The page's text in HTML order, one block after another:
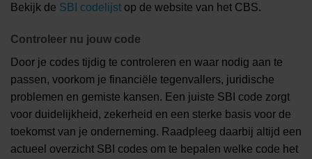
Bekijk de SBI codelijst op de website van het CBS.
Controleer nu jouw code
Door je codes tijdig te controleren en waar nodig aan te
passen, voorkom je financiële tegenvallers, juridische
problemen en gemiste kansen. Een juiste SBI code zorgt
voor duidelijkheid, zekerheid en een sterke basis voor de
toekomst van je onderneming. Raadpleeg daarbij altijd een
actueel overzicht SBI codes om te bepalen welke code het